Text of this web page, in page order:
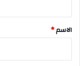
*
الاسم*